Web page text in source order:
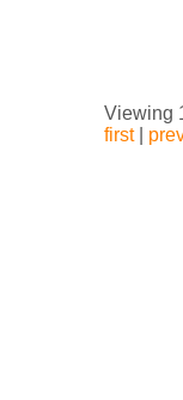
Viewing
first|